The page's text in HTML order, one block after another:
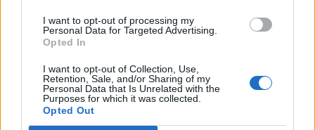
I want to opt-out of processing my
Personal Data for Targeted Advertising.
Opted In
I want to opt-out of Collection, Use,
Retention, Sale, and/or Sharing of my
Personal Data that Is Unrelated with the
Purposes for which it was collected.
Opted Out
Manuel Rinino e Samuele Vacca
6 Ago 2026
L'Ossese si prepara all'esordio in D: Forzati,
Cabrera, Tesio, Limongelli, Bolzicco e tanti
giovani tra i…
7 Ago 2026